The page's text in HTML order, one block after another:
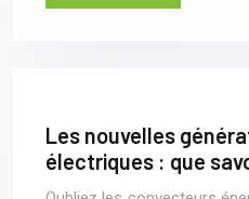
Les nouvelles
électriques : que